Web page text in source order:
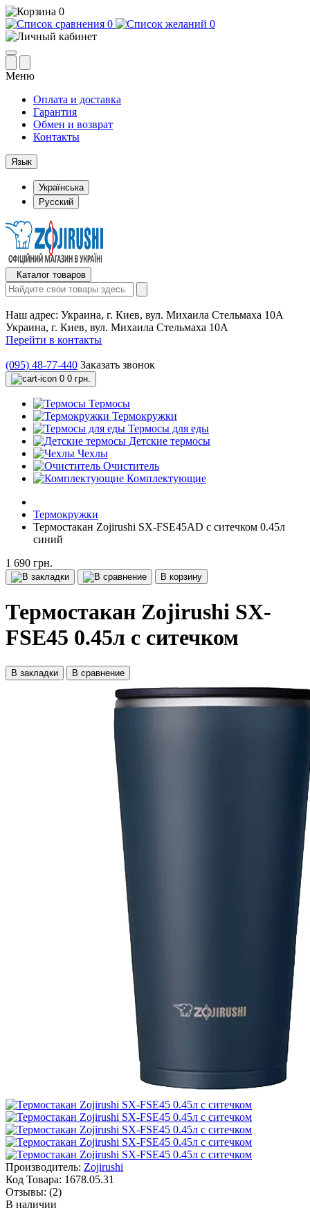
0
0
0
Меню
Оплата и доставка
Гарантия
Обмен и возврат
Контакты
Язык
Українська
Русский
Каталог товаров
Наш адрес: Украина, г. Киев, вул. Михаила Стельмаха 10А
Украина, г. Киев, вул. Михаила Стельмаха 10А
Перейти в контакты
(095) 48-77-440 Заказать звонок
0 0 грн.
Термосы
Термокружки
Термосы для еды
Детские термосы
Чехлы
Очиститель
Комплектующие
Термокружки
Термостакан Zojirushi SX-FSE45AD с ситечком 0.45л
синий
1 690 грн.
В корзину
Термостакан Zojirushi SX-
FSE45 0.45л с ситечком
В закладки В сравнение
Производитель: Zojirushi
Код Товара: 1678.05.31
Отзывы: (2)
В наличии